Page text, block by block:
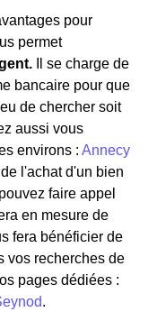
pour
permet
Il se charge de
bancaire pour que
de chercher soit
aussi vous
environs : Annecy
l'achat d'un bien
faire appel
en mesure de
fera bénéficier de
vos recherches de
pages dédiées :
.